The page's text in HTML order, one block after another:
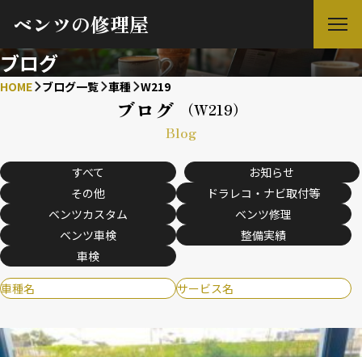
ベンツの修理屋
ブログ
HOME ブログ一覧 車種 W219
ブログ （W219）
Blog
すべて
お知らせ
その他
ドラレコ・ナビ取付等
ベンツカスタム
ベンツ修理
ベンツ車検
整備実績
車検